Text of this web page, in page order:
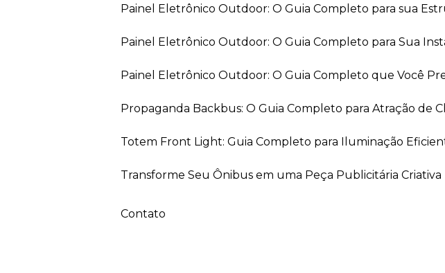
Painel Eletrônico Outdoor: O Guia Completo para sua
Painel Eletrônico Outdoor: O Guia Completo para Sua
Painel Eletrônico Outdoor: O Guia Completo que Você
Propaganda Backbus: O Guia Completo para Atração de
Totem Front Light: Guia Completo para Iluminação
Transforme Seu Ônibus em uma Peça Publicitária Criativa
Contato